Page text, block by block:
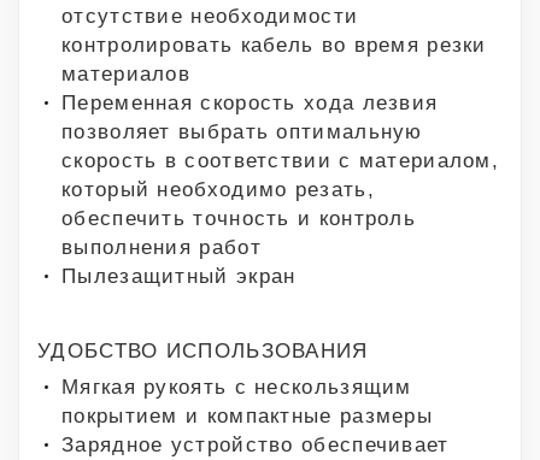
отсутствие необходимости
контролировать кабель во время резки
материалов
Переменная скорость хода лезвия
позволяет выбрать оптимальную
скорость в соответствии с материалом,
который необходимо резать,
обеспечить точность и контроль
выполнения работ
Пылезащитный экран
УДОБСТВО ИСПОЛЬЗОВАНИЯ
Мягкая рукоять с нескользящим
покрытием и компактные размеры
Зарядное устройство обеспечивает